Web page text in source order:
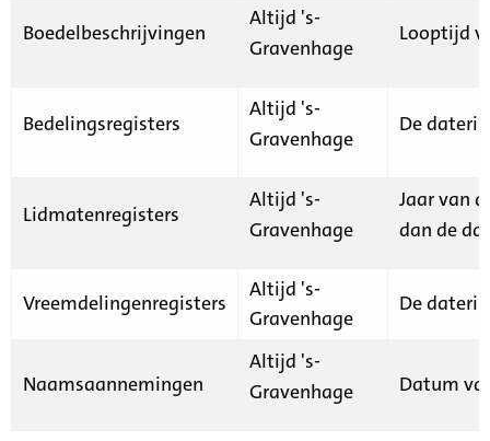
Boedelbeschrijvingen
Altijd 's-
Gravenhage
Looptijd
Bedelingsregisters
Altijd 's-
Gravenhage
De
Lidmatenregisters
Altijd 's-
Gravenhage
Jaar van
dan de
Vreemdelingenregisters
Altijd 's-
Gravenhage
De
Naamsaannemingen
Altijd 's-
Gravenhage
Datum